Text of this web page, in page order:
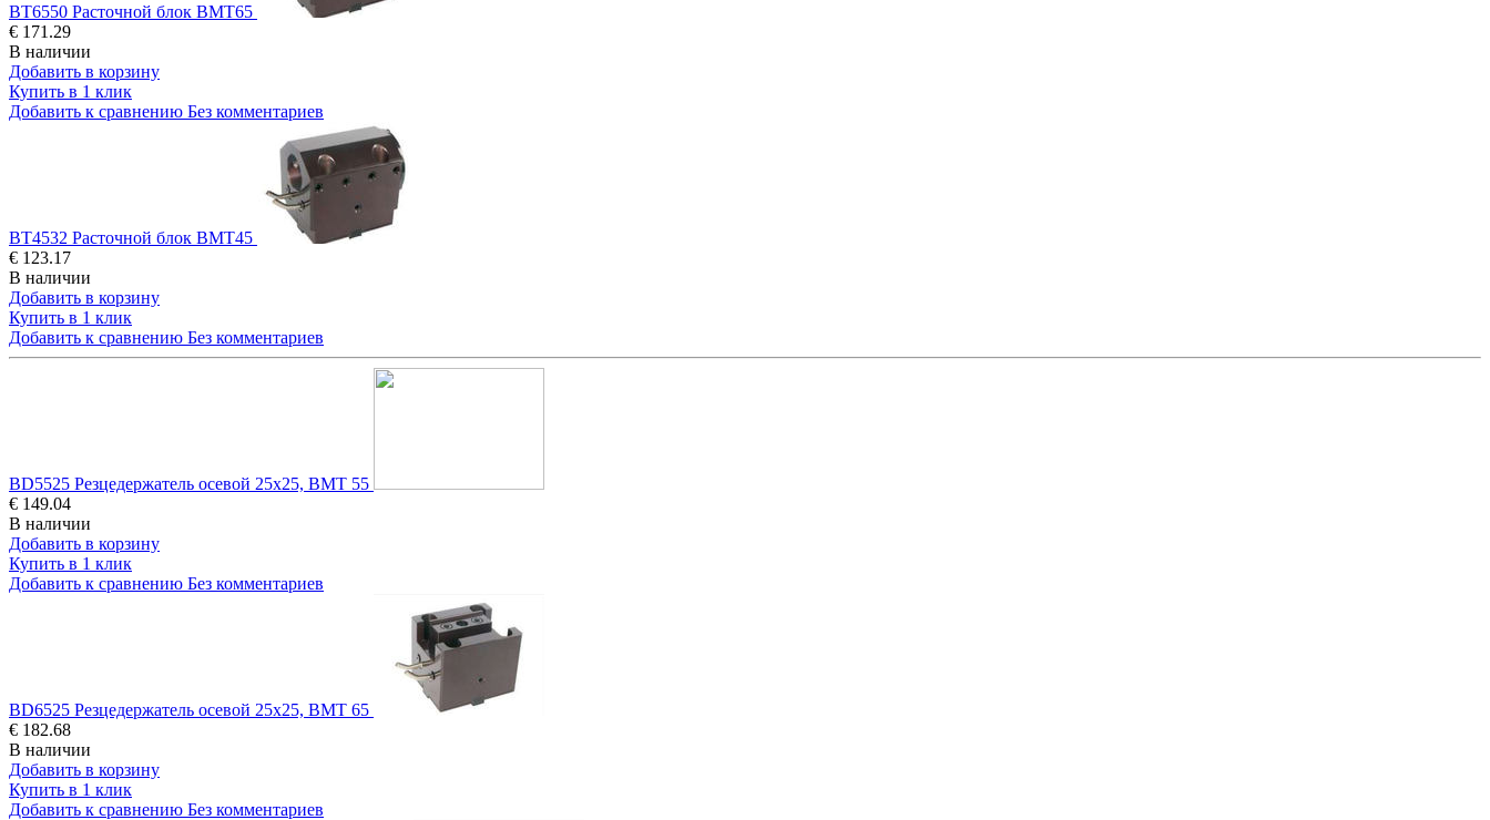
BT6550 Расточной блок BMT65
€ 171.29
В наличии
Добавить в корзину
Купить в 1 клик
Добавить к сравнению Без комментариев
BT4532 Расточной блок BMT45
€ 123.17
В наличии
Добавить в корзину
Купить в 1 клик
Добавить к сравнению Без комментариев
BD5525 Резцедержатель осевой 25x25, BMT 55
€ 149.04
В наличии
Добавить в корзину
Купить в 1 клик
Добавить к сравнению Без комментариев
BD6525 Резцедержатель осевой 25x25, BMT 65
€ 182.68
В наличии
Добавить в корзину
Купить в 1 клик
Добавить к сравнению Без комментариев